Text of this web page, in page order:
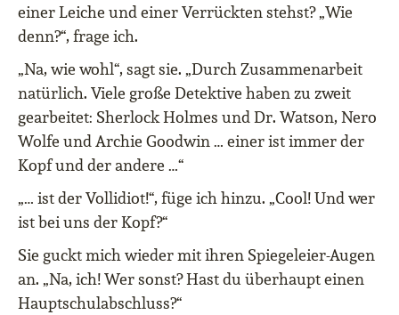
einer Leiche und einer Verrückten stehst? „Wie
denn?“, frage ich.
„Na, wie wohl“, sagt sie. „Durch Zusammenarbeit
natürlich. Viele große Detektive haben zu zweit
gearbeitet: Sherlock Holmes und Dr. Watson, Nero
Wolfe und Archie Goodwin … einer ist immer der
Kopf und der andere …“
„… ist der Vollidiot!“, füge ich hinzu. „Cool! Und wer
ist bei uns der Kopf?“
Sie guckt mich wieder mit ihren Spiegeleier-Augen
an. „Na, ich! Wer sonst? Hast du überhaupt einen
Hauptschulabschluss?“